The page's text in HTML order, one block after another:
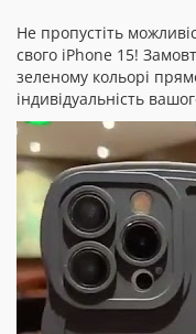
Не пропустіть
свого iPhone 15!
зеленому кольорі
індивідуальність